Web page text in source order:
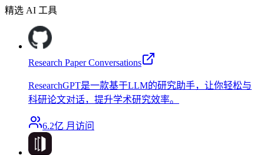
精选 AI 工具
Research Paper Conversations
ResearchGPT是一款基于LLM的研究助手，让你轻松与
科研论文对话，提升学术研究效率。
6.2亿 月访问